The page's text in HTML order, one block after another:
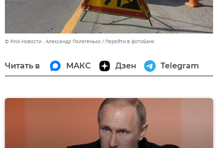
© РИА Новости . Александр Полегенько Перейти в фотобанк
Читать в МАКС Дзен Telegram